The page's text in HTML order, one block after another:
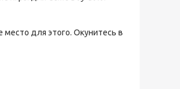
для этого. Окунитесь в